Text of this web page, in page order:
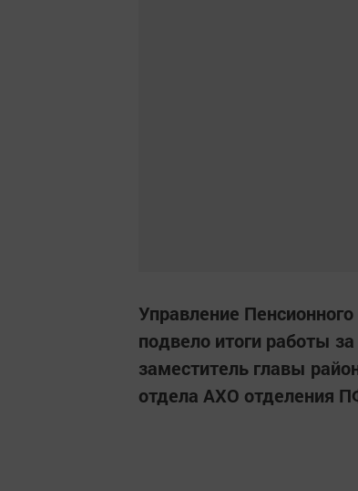
Управление
подвело итоги работы
заместитель главы
отдела АХО отделения